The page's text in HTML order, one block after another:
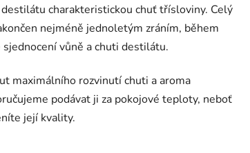
destilátu charakteristickou chuť třísloviny. Celý
nejméně jednoletým zráním, během
sjednocení vůně a chuti destilátu.
maximálního rozvinutí chuti a aroma
podávat ji za pokojové teploty, neboť
její kvality.